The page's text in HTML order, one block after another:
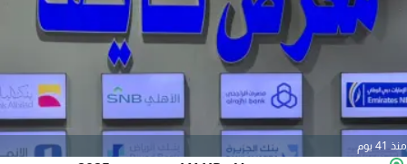
منذ 41 يوم